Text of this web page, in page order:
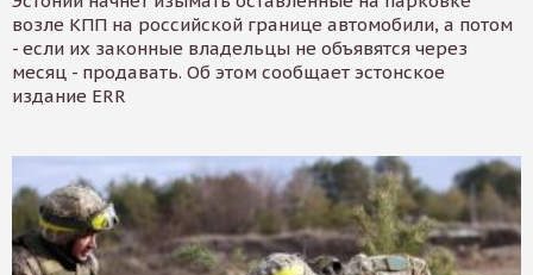
возле КПП на российской границе автомобили, а потом
- если их законные владельцы не объявятся через
месяц - продавать. Об этом сообщает эстонское
издание ERR